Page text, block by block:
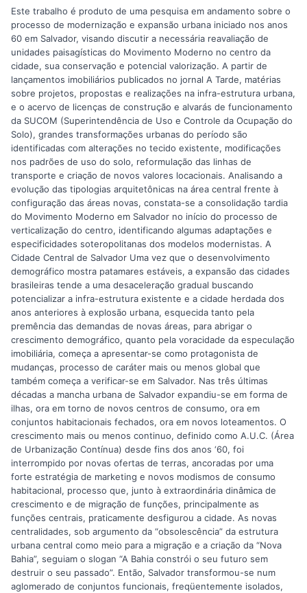
Este trabalho é produto de uma pesquisa em andamento sobre o
processo de modernização e expansão urbana iniciado nos anos
60 em Salvador, visando discutir a necessária reavaliação de
unidades paisagísticas do Movimento Moderno no centro da
cidade, sua conservação e potencial valorização. A partir de
lançamentos imobiliários publicados no jornal A Tarde, matérias
sobre projetos, propostas e realizações na infra-estrutura urbana,
e o acervo de licenças de construção e alvarás de funcionamento
da SUCOM (Superintendência de Uso e Controle da Ocupação do
Solo), grandes transformações urbanas do período são
identificadas com alterações no tecido existente, modificações
nos padrões de uso do solo, reformulação das linhas de
transporte e criação de novos valores locacionais. Analisando a
evolução das tipologias arquitetônicas na área central frente à
configuração das áreas novas, constata-se a consolidação tardia
do Movimento Moderno em Salvador no início do processo de
verticalização do centro, identificando algumas adaptações e
especificidades soteropolitanas dos modelos modernistas. A
Cidade Central de Salvador Uma vez que o desenvolvimento
demográfico mostra patamares estáveis, a expansão das cidades
brasileiras tende a uma desaceleração gradual buscando
potencializar a infra-estrutura existente e a cidade herdada dos
anos anteriores à explosão urbana, esquecida tanto pela
premência das demandas de novas áreas, para abrigar o
crescimento demográfico, quanto pela voracidade da especulação
imobiliária, começa a apresentar-se como protagonista de
mudanças, processo de caráter mais ou menos global que
também começa a verificar-se em Salvador. Nas três últimas
décadas a mancha urbana de Salvador expandiu-se em forma de
ilhas, ora em torno de novos centros de consumo, ora em
conjuntos habitacionais fechados, ora em novos loteamentos. O
crescimento mais ou menos continuo, definido como A.U.C. (Área
de Urbanização Contínua) desde fins dos anos ‘60, foi
interrompido por novas ofertas de terras, ancoradas por uma
forte estratégia de marketing e novos modismos de consumo
habitacional, processo que, junto à extraordinária dinâmica de
crescimento e de migração de funções, principalmente as
funções centrais, praticamente desfigurou a cidade. As novas
centralidades, sob argumento da “obsolescência” da estrutura
urbana central como meio para a migração e a criação da “Nova
Bahia”, seguiam o slogan “A Bahia constrói o seu futuro sem
destruir o seu passado”. Então, Salvador transformou-se num
aglomerado de conjuntos funcionais, freqüentemente isolados,